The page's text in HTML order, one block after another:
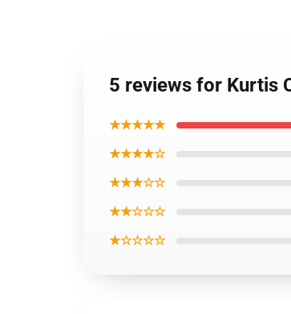
5 reviews for Kurtis
★★★★★
★★★★☆
★★★☆☆
★★☆☆☆
★☆☆☆☆